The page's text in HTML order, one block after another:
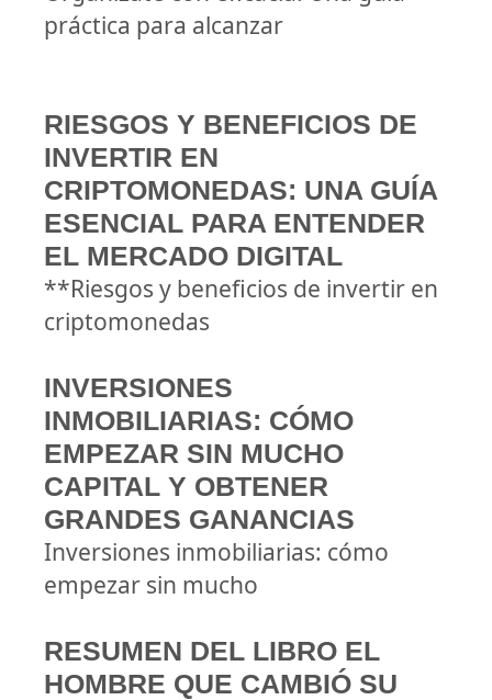
práctica para alcanzar
RIESGOS Y BENEFICIOS DE
INVERTIR EN
CRIPTOMONEDAS: UNA GUÍA
ESENCIAL PARA ENTENDER
EL MERCADO DIGITAL
**Riesgos y beneficios de invertir en
criptomonedas
INVERSIONES
INMOBILIARIAS: CÓMO
EMPEZAR SIN MUCHO
CAPITAL Y OBTENER
GRANDES GANANCIAS
Inversiones inmobiliarias: cómo
empezar sin mucho
RESUMEN DEL LIBRO EL
HOMBRE QUE CAMBIÓ SU